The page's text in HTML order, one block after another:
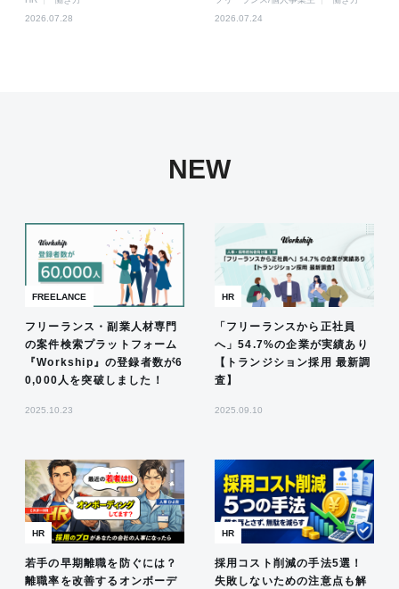
2026.07.28
2026.07.24
NEW
FREELANCE
フリーランス・副業人材専門
の案件検索プラットフォーム
『Workship』の登録者数が6
0,000人を突破しました！
2025.10.23
HR
「フリーランスから正社員
へ」54.7%の企業が実績あり
【トランジション採用 最新調
査】
2025.09.10
HR
若手の早期離職を防ぐには？
離職率を改善するオンボーデ
HR
採用コスト削減の手法5選！
失敗しないための注意点も解